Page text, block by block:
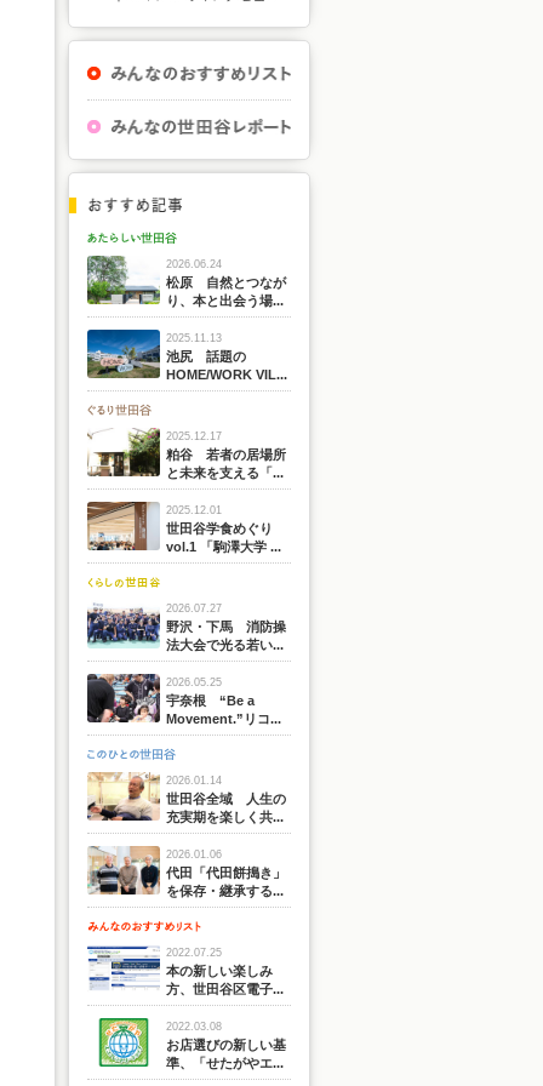
2026.06.24
松原 自然とつなが
り、本と出会う場...
2025.11.13
池尻 話題の
HOME/WORK VIL...
2025.12.17
粕谷 若者の居場所
と未来を支える「...
2025.12.01
世田谷学食めぐり
vol.1 「駒澤大学 ...
2026.07.27
野沢・下馬 消防操
法大会で光る若い...
2026.05.25
宇奈根 “Be a
Movement.”リコ...
2026.01.14
世田谷全域 人生の
充実期を楽しく共...
2026.01.06
代田「代田餅搗き」
を保存・継承する...
2022.07.25
本の新しい楽しみ
方、世田谷区電子...
2022.03.08
お店選びの新しい基
準、「せたがやエ...